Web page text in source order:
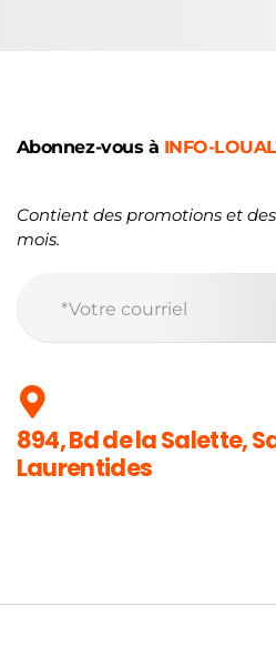
Abonnez-vous à INFO-
Contient des promotions et
mois.
894, Bd de la Salette,
Laurentides